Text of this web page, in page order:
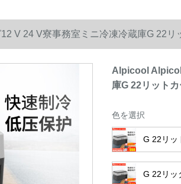
V 24 V寮事務室ミニ冷凍冷蔵庫G 22リ
Alpicool
庫G 22リット
色を選択
G 22リッ
G 22リッ